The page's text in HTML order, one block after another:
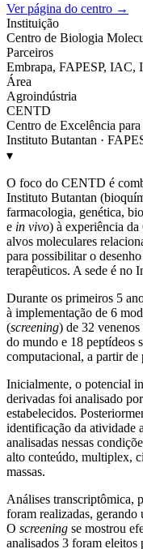
Ver página do centro →
Instituição
Centro de Biologia
Parceiros
Embrapa, FAPESP, IAC,
Área
Agroindústria
CENTD
Centro de Excelência
Instituto Butantan ·
▾
O foco do CENTD é
Instituto Butantan
farmacologia, genética,
e in vivo) à experiência
alvos moleculares
para possibilitar o
terapêuticos. A sede é no
Durante os primeiros 5
à implementação de 6
(screening) de 32
do mundo e 18 peptídeos
computacional, a partir de
Inicialmente, o potencial
derivadas foi analisado
estabelecidos.
identificação da atividade
analisadas nessas
alto conteúdo, multiplex,
massas.
Análises transcriptômica,
foram realizadas,
O screening se mostrou
analisados 3 foram eleitos